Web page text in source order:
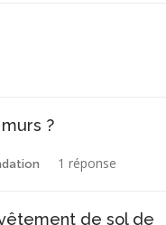
?
1 réponse
de sol de